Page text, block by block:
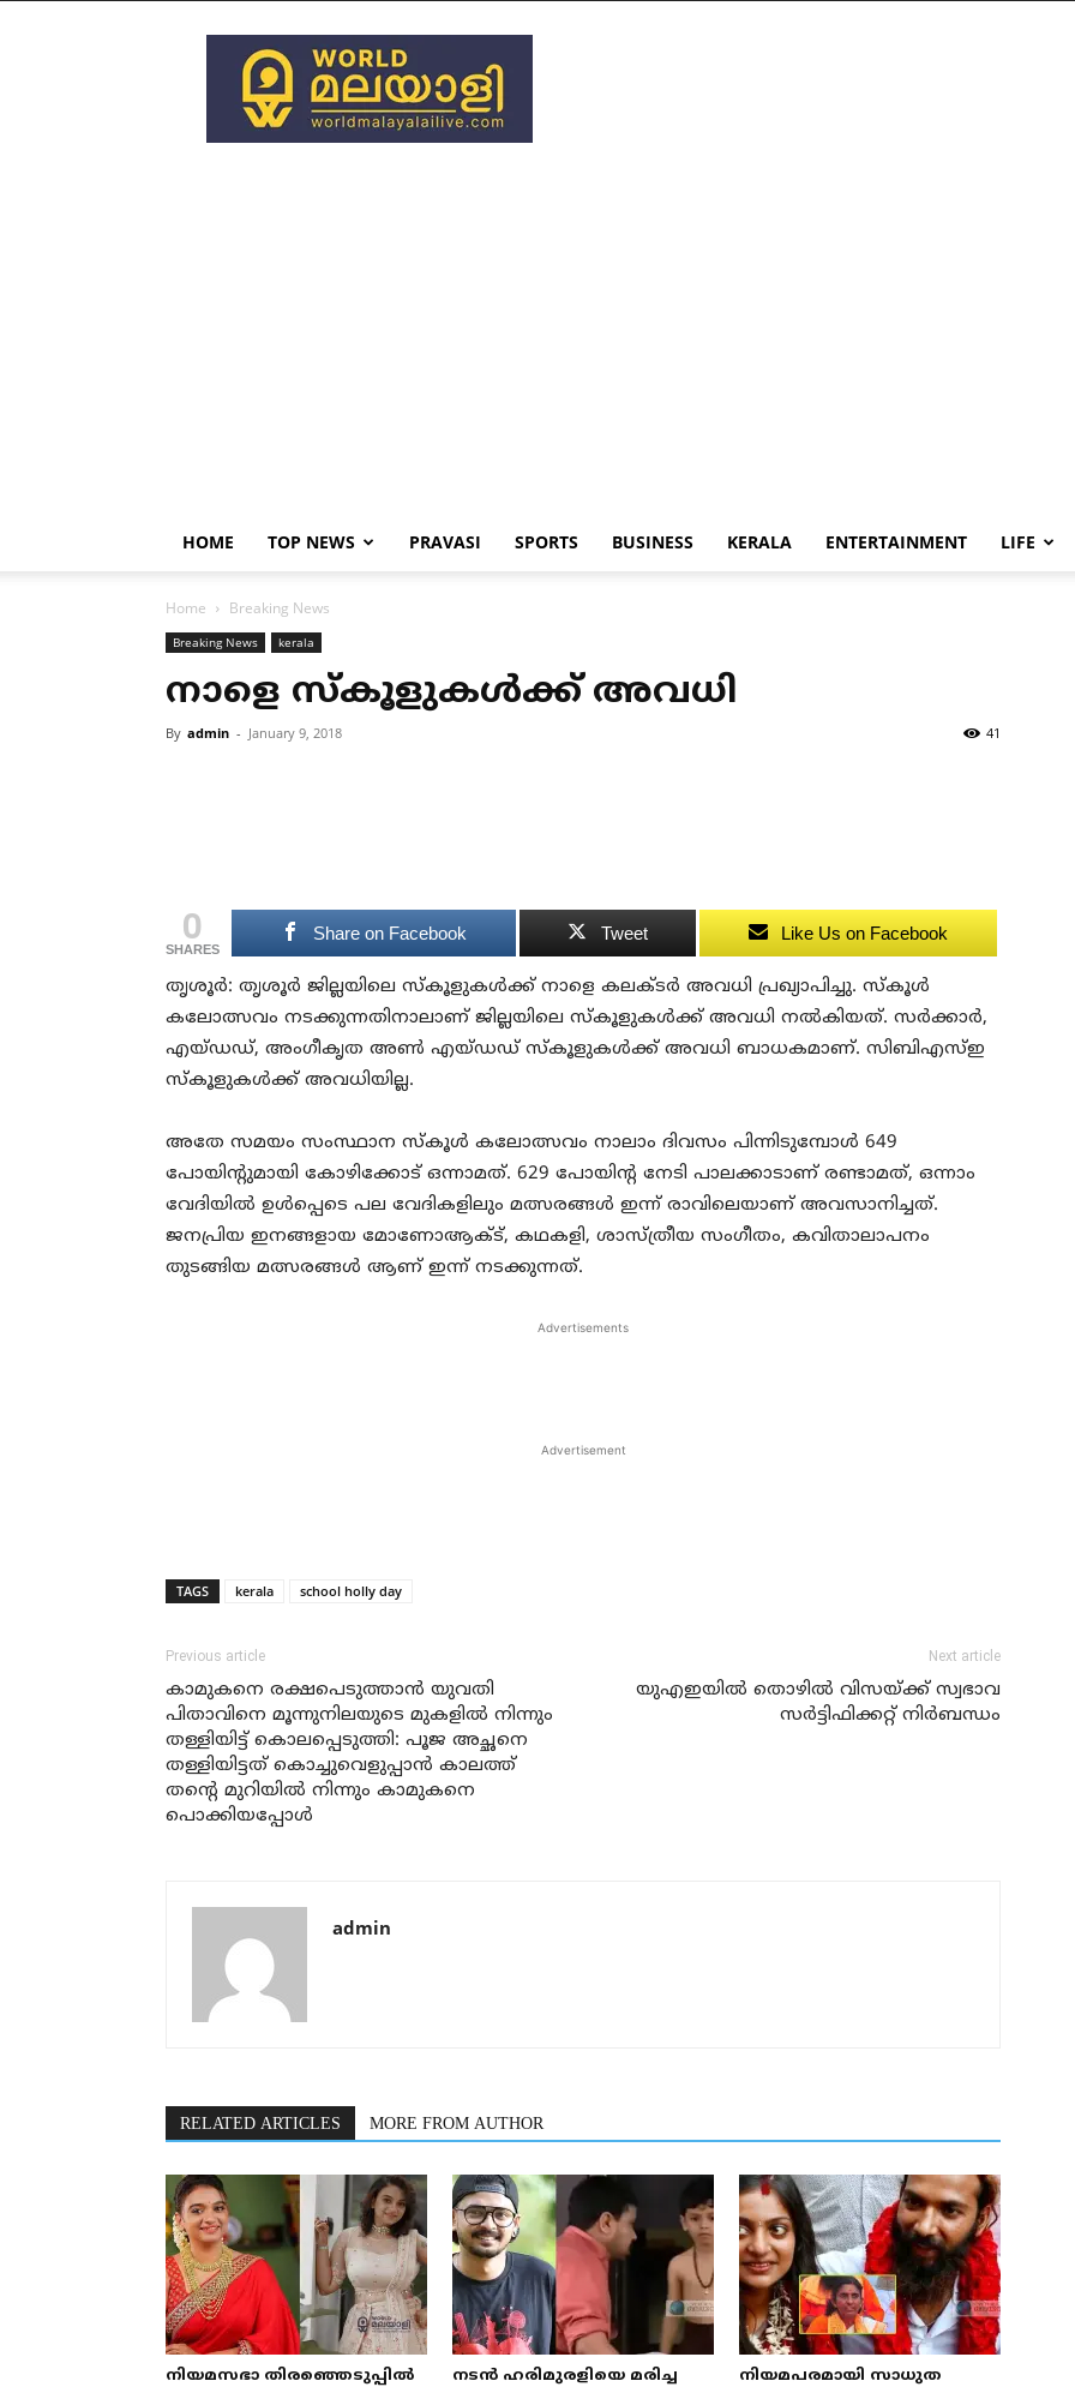
World
Malayali
Live
HOME TOP NEWS PRAVASI SPORTS BUSINESS KERALA ENTERTAINMENT LIFE
Home Breaking News
Breaking News kerala
നാളെ സ്‌കൂളുകള്‍ക്ക് അവധി
By admin - January 9, 2018 41
0
SHARES
Share on Facebook Tweet Like Us on Facebook
തൃശൂര്‍: തൃശൂര്‍ ജില്ലയിലെ സ്‌കൂളുകള്‍ക്ക് നാളെ കലക്ടര്‍ അവധി പ്രഖ്യാപിച്ചു. സ്‌കൂള്‍
കലോത്സവം നടക്കുന്നതിനാലാണ് ജില്ലയിലെ സ്‌കൂളുകള്‍ക്ക് അവധി നല്‍കിയത്. സര്‍ക്കാര്‍,
എയ്ഡഡ്, അംഗീകൃത അണ്‍ എയ്ഡഡ് സ്‌കൂളുകള്‍ക്ക് അവധി ബാധകമാണ്. സിബിഎസ്ഇ
സ്‌കൂളുകള്‍ക്ക് അവധിയില്ല.
അതേ സമയം സംസ്ഥാന സ്‌കൂള്‍ കലോത്സവം നാലാം ദിവസം പിന്നിടുമ്പോള്‍ 649
പോയിന്റുമായി കോഴിക്കോട് ഒന്നാമത്. 629 പോയിന്റ നേടി പാലക്കാടാണ് രണ്ടാമത്, ഒന്നാം
വേദിയില്‍ ഉള്‍പ്പെടെ പല വേദികളിലും മത്സരങ്ങള്‍ ഇന്ന് രാവിലെയാണ് അവസാനിച്ചത്.
ജനപ്രിയ ഇനങ്ങളായ മോണോആക്ട്, കഥകളി, ശാസ്ത്രീയ സംഗീതം, കവിതാലാപനം
തുടങ്ങിയ മത്സരങ്ങള്‍ ആണ് ഇന്ന് നടക്കുന്നത്.
Advertisements
Advertisement
TAGS kerala school holly day
Previous article
കാമുകനെ രക്ഷപെടുത്താന്‍ യുവതി
പിതാവിനെ മൂന്നുനിലയുടെ മുകളില്‍ നിന്നും
തള്ളിയിട്ട് കൊലപ്പെടുത്തി: പൂജ അച്ഛനെ
തള്ളിയിട്ടത് കൊച്ചുവെളുപ്പാന്‍ കാലത്ത്
തന്റെ മുറിയില്‍ നിന്നും കാമുകനെ
പൊക്കിയപ്പോള്‍
Next article
യുഎഇയില്‍ തൊഴില്‍ വിസയ്ക്ക് സ്വഭാവ
സര്‍ട്ടിഫിക്കറ്റ് നിര്‍ബന്ധം
admin
RELATED ARTICLES MORE FROM AUTHOR
നിയമസഭാ തിരഞ്ഞെടുപ്പിൽ
നടൻ ഹരിമുരളിയെ മരിച്ച
നിയമപരമായി സാധുത